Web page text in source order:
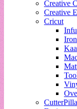
Creative
Creative
Cricut